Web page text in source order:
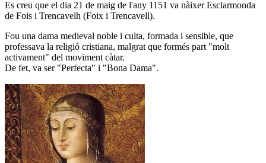
Es creu que el dia 21 de maig de l'any 1151 va nàixer Esclarmonda
de Fois i Trencavelh (Foix i Trencavell).
Fou una dama medieval noble i culta, formada i sensible, que
professava la religió cristiana, malgrat que formés part "molt
activament" del moviment càtar.
De fet, va ser "Perfecta" i "Bona Dama".